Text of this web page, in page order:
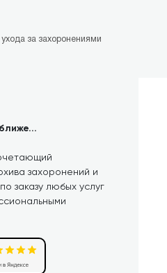
за захоронениями
захоронений и
заказу любых услуг